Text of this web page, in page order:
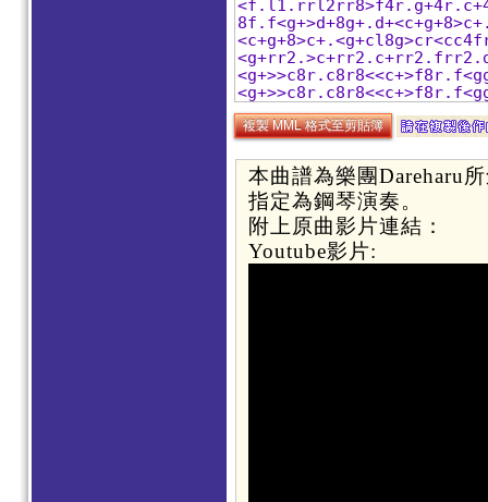
複製 MML 格式至剪貼簿
本曲譜為樂團Dareharu
指定為鋼琴演奏。
附上原曲影片連結：
Youtube影片: